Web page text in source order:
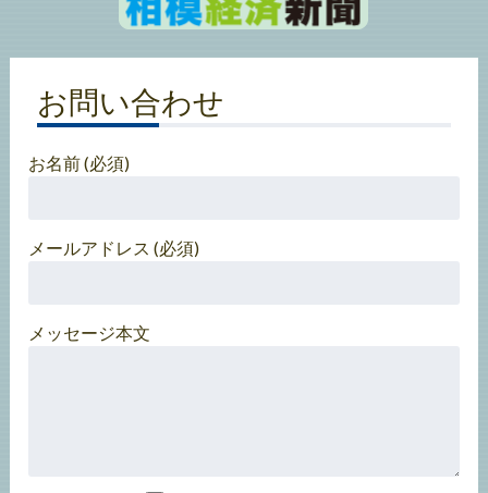
お問い合わせ
お名前 (必須)
メールアドレス (必須)
メッセージ本文